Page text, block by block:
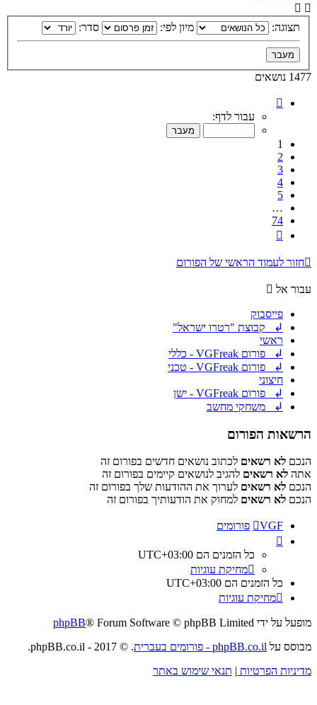
תצוגה: מיון לפי: סדר:
1477 נושאים
מתוך
עבור לדף:
1
2
3
4
5
…
74
חזור לעמוד הראשי של הפורום
עבור אל
פייסבוק
↲ קבוצת "רטרו ישראל"
ראשי
↲ פורום VGFreak - כללי
↲ פורום VGFreak - טכני
חיצוני
↲ פורום VGFreak - ישן
↲ משחקי מחשב
הרשאות הפורום
הנכם לא רשאים לכתוב נושאים חדשים בפורום זה
אתה לא רשאים להגיב לנושאים קיימים בפורום זה
הנכם לא רשאים לערוך את ההודעות שלך בפורום זה
הנכם לא רשאים למחוק את הודעותיך בפורום זה
VGF פורומים
כל הזמנים הם UTC+03:00
מחיקת עוגיות
כל הזמנים הם UTC+03:00
מחיקת עוגיות
מופעל על ידי phpBB® Forum Software © phpBB Limited
מבוסס על phpBB.co.il - פורומים בעברית
. © 2017 - phpBB.co.il.
מדיניות הפרטיות
תנאי שימוש באתר